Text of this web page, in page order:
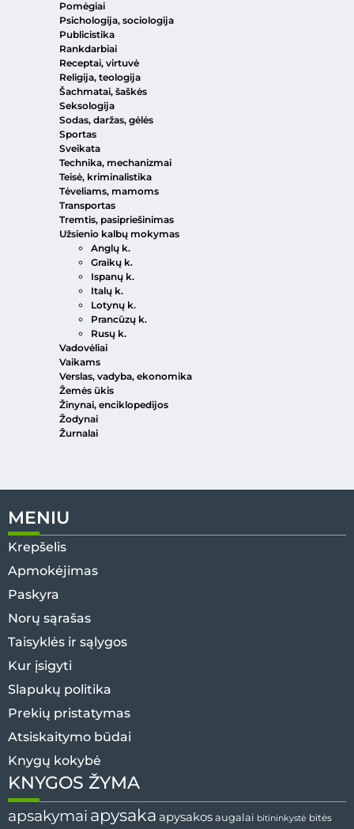
Pomėgiai
Psichologija, sociologija
Publicistika
Rankdarbiai
Receptai, virtuvė
Religija, teologija
Šachmatai, šaškės
Seksologija
Sodas, daržas, gėlės
Sportas
Sveikata
Technika, mechanizmai
Teisė, kriminalistika
Tėveliams, mamoms
Transportas
Tremtis, pasipriešinimas
Užsienio kalbų mokymas
Anglų k.
Graikų k.
Ispanų k.
Italų k.
Lotynų k.
Prancūzų k.
Rusų k.
Vadovėliai
Vaikams
Verslas, vadyba, ekonomika
Žemės ūkis
Žinynai, enciklopedijos
Žodynai
Žurnalai
MENIU
Krepšelis
Apmokėjimas
Paskyra
Norų sąrašas
Taisyklės ir sąlygos
Kur įsigyti
Slapukų politika
Prekių pristatymas
Atsiskaitymo būdai
Knygų kokybė
KNYGOS ŽYMA
apsakymai apysaka apysakos augalai bitininkystė bitės